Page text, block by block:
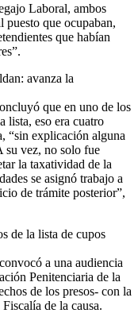
Laboral, ambos
puesto que ocupaban,
que habían
avanza la
que en uno de los
lista, eso era cuatro
“sin explicación alguna
su vez, no solo fue
la taxatividad de la
se asignó trabajo a
de trámite posterior”,
de la lista de cupos
a una audiencia
Penitenciaria de la
de los presos- con la
de la causa.